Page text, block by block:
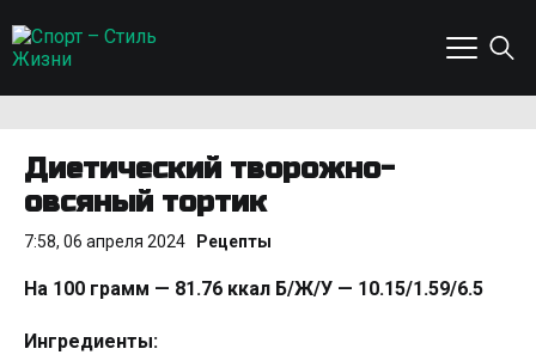
Диетический творожно-
овсяный тортик
7:58, 06 апреля 2024 Рецепты
На 100 грамм — 81.76 ккал Б/Ж/У — 10.15/1.59/6.5
Ингредиенты: